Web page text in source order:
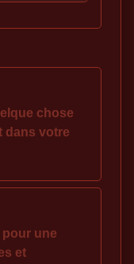
chose
dans votre
pour une
et